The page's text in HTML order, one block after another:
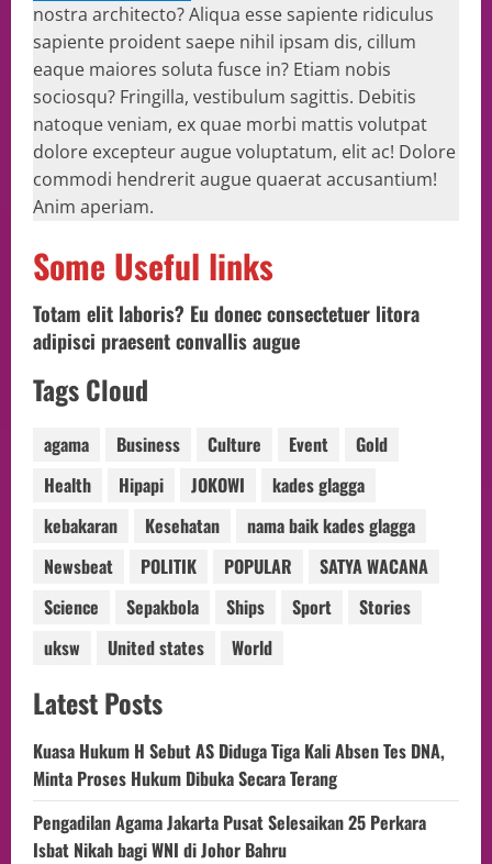
nostra architecto? Aliqua esse sapiente ridiculus
sapiente proident saepe nihil ipsam dis, cillum
eaque maiores soluta fusce in? Etiam nobis
sociosqu? Fringilla, vestibulum sagittis. Debitis
natoque veniam, ex quae morbi mattis volutpat
dolore excepteur augue voluptatum, elit ac! Dolore
commodi hendrerit augue quaerat accusantium!
Anim aperiam.
Some Useful links
Totam elit laboris? Eu donec consectetuer litora
adipisci praesent convallis augue
Tags Cloud
agama Business Culture Event
Gold
Health
Hipapi JOKOWI
kades glagga
kebakaran
Kesehatan
nama baik kades glagga
Newsbeat
POLITIK POPULAR
SATYA WACANA
Science
Sepakbola Ships Sport
Stories
uksw
United states World
Latest Posts
Kuasa Hukum H Sebut AS Diduga Tiga Kali Absen Tes DNA,
Minta Proses Hukum Dibuka Secara Terang
Pengadilan Agama Jakarta Pusat Selesaikan 25 Perkara
Isbat Nikah bagi WNI di Johor Bahru